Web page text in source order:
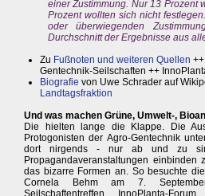
einer Zustimmung. Nur 13 Prozent
Prozent wollten sich nicht
oder überwiegenden
Durchschnitt der Ergebnisse aus
Zu Fußnoten und weiteren Quellen ++
Gentechnik-Seilschaften ++
Biografie von Uwe Schrader auf
Landtagsfraktion
Und was machen Grüne, Umwelt-,
Die hielten lange die Klappe. Die
Protogonisten der Agro-Gentechnik
dort nirgends - nur ab und zu
Propagandaveranstaltungen
das bizarre Formen an. So besuchte
Cornela Behm am 7.
Seilschaftentreffen InnoPlanta-